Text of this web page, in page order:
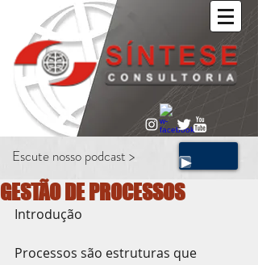
Escute nosso podcast >
GESTÃO DE PROCESSOS
Introdução
Processos são estruturas que